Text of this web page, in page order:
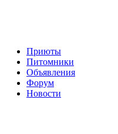
Приюты
Питомники
Объявления
Форум
Новости